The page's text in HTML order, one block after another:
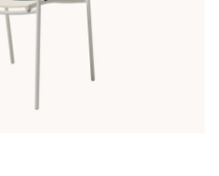
även i dessa färger: